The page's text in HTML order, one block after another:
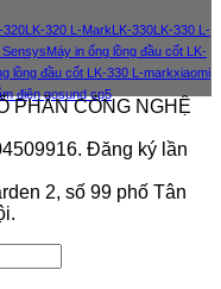
320 LK-320 L-Mark LK-330 LK-330 L-
SensysMáy in ống lồng đầu cốt LK-
lồng đầu cốt LK-330 L-markxiaomi
điện gosund cp5
PHẦN CÔNG NGHỆ
Đăng ký lần
2, số 99 phố Tân